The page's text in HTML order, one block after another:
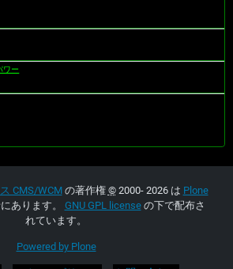
ワー
CMS/WCMの著作権 ©2000- 2026 は Plone
あります。 GNU GPL licenseの下で配布さ
れています。
Powered by Plone